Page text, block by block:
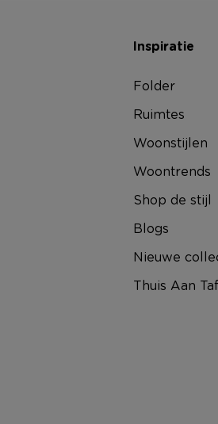
Inspiratie
Folder
Ruimtes
Woonstijlen
Woontrends
Shop de stijl
Blogs
Nieuwe
Thuis Aan